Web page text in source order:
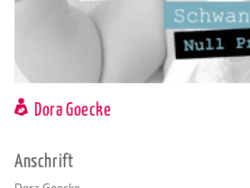
Dora Goecke
An­schrift